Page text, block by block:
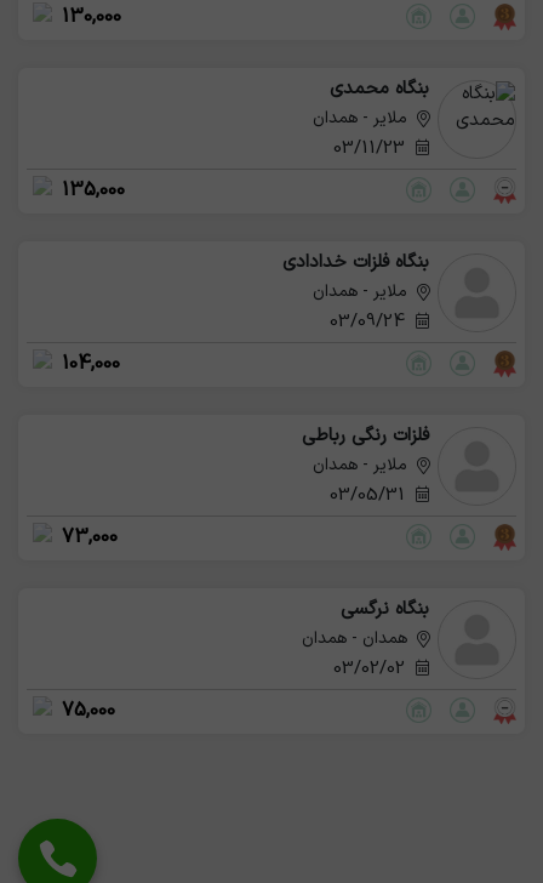
130,000
بنگاه محمدی
ملایر - همدان
135,000
بنگاه فلزات خدادادی
ملایر - همدان
03/09/24
104,000
فلزات رنگی رباطی
ملایر - همدان
73,000
بنگاه نرگسی
همدان - همدان
75,000